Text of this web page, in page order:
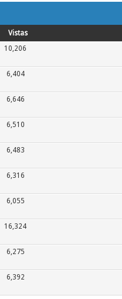
Vistas
10,206
6,404
6,646
6,510
6,483
6,316
6,055
16,324
6,275
6,392